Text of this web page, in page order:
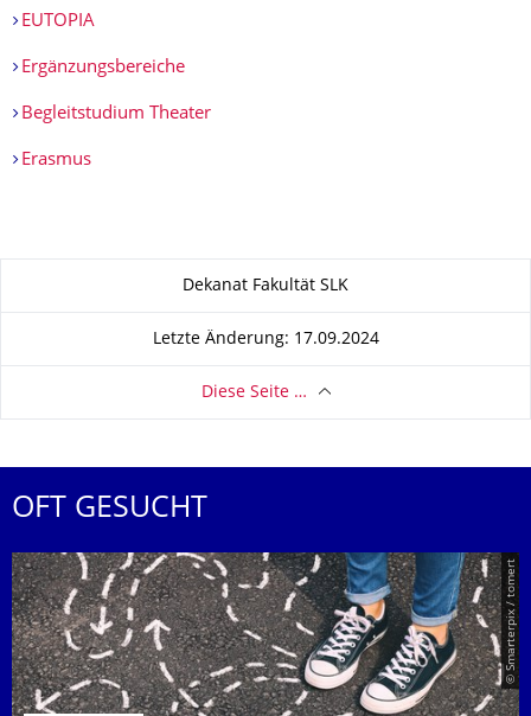
EUTOPIA
Ergänzungsbereiche
Begleitstudium Theater
Erasmus
Zu dieser SeiteDekanat Fakultät SLK
Letzte Änderung: 17.09.2024
Diese Seite …
OFT GESUCHT
© Smarterpix / tomert